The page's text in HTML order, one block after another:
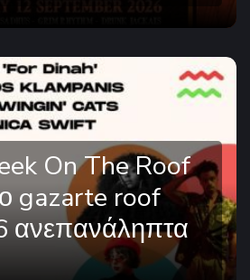
On The Roof
gazarte roof
ανεπανάληπτα